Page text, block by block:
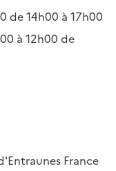
de 14h00 à 17h00
à 12h00 de
France